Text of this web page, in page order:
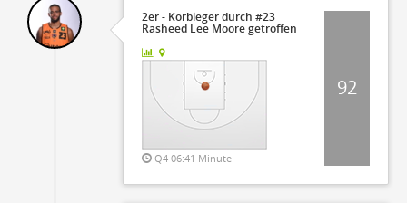
2er - Korbleger durch #23
Rasheed Lee Moore getroffen
Q4 06:41 Minute
92